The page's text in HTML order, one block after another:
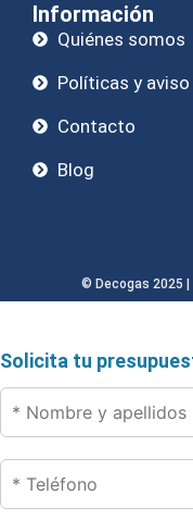
Información
Quiénes somos
Políticas y aviso
Contacto
Blog
© Decogas 2025
Solicita tu